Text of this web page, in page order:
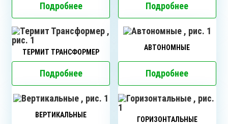
Подробнее Подробнее
ТЕРМИТ ТРАНСФОРМЕР
Подробнее
АВТОНОМНЫЕ
Подробнее
ВЕРТИКАЛЬНЫЕ
ГОРИЗОНТАЛЬНЫЕ